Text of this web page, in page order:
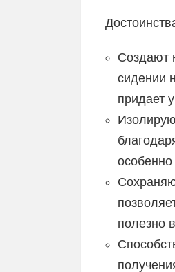
Создают
сидении
придает
полезно